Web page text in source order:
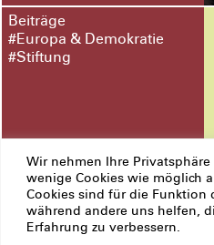
Wir nehmen Ihre
wenige Cookies wie möglich
Cookies sind für die Funktion
während andere uns helfen,
Erfahrung zu verbessern.
Beiträge
#Europa & Demokratie
#Stiftung
Time to Decide
Europe Summit